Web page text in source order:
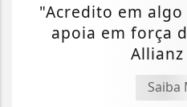
"Acredito em
apoia em força
Saiba